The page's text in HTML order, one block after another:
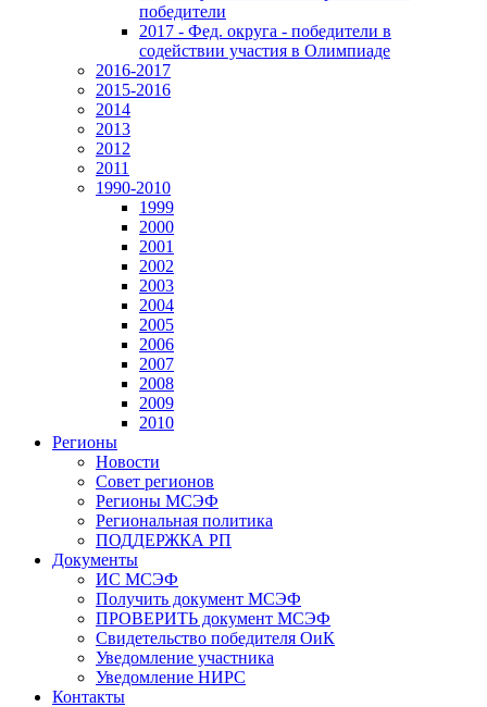
победители
2017 - Фед. округа - победители в
содействии участия в Олимпиаде
2016-2017
2015-2016
2014
2013
2012
2011
1990-2010
1999
2000
2001
2002
2003
2004
2005
2006
2007
2008
2009
2010
Регионы
Новости
Совет регионов
Регионы МСЭФ
Региональная политика
ПОДДЕРЖКА РП
Документы
ИС МСЭФ
Получить документ МСЭФ
ПРОВЕРИТЬ документ МСЭФ
Свидетельство победителя ОиК
Уведомление участника
Уведомление НИРС
Контакты